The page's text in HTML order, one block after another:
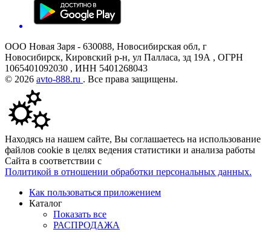
ООО Новая Заря - 630088, Новосибирская обл, г
Новосибирск, Кировский р-н, ул Палласа, зд 19А , ОГРН
1065401092030 , ИНН 5401268043
© 2026 avto-888.ru . Все права защищены.
Находясь на нашем сайте, Вы соглашаетесь на использование
файлов cookie в целях ведения статистики и анализа работы
Сайта в соответствии с
Политикой в отношении обработки персональных данных.
Как пользоваться приложением
Каталог
Показать все
РАСПРОДАЖА